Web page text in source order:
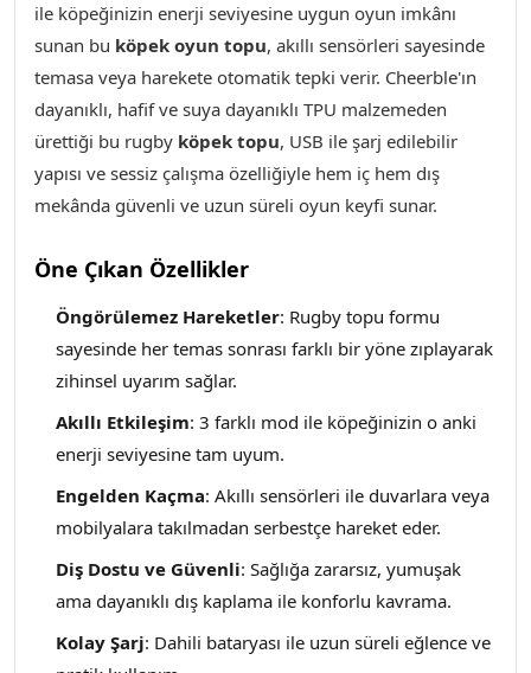
ile köpeğinizin enerji seviyesine uygun oyun imkânı
sunan bu köpek oyun topu, akıllı sensörleri sayesinde
temasa veya harekete otomatik tepki verir. Cheerble'ın
dayanıklı, hafif ve suya dayanıklı TPU malzemeden
ürettiği bu rugby köpek topu, USB ile şarj edilebilir
yapısı ve sessiz çalışma özelliğiyle hem iç hem dış
mekânda güvenli ve uzun süreli oyun keyfi sunar.
Öne Çıkan Özellikler
Öngörülemez Hareketler: Rugby topu formu
sayesinde her temas sonrası farklı bir yöne zıplayarak
zihinsel uyarım sağlar.
Akıllı Etkileşim: 3 farklı mod ile köpeğinizin o anki
enerji seviyesine tam uyum.
Engelden Kaçma: Akıllı sensörleri ile duvarlara veya
mobilyalara takılmadan serbestçe hareket eder.
Diş Dostu ve Güvenli: Sağlığa zararsız, yumuşak
ama dayanıklı dış kaplama ile konforlu kavrama.
Kolay Şarj: Dahili bataryası ile uzun süreli eğlence ve